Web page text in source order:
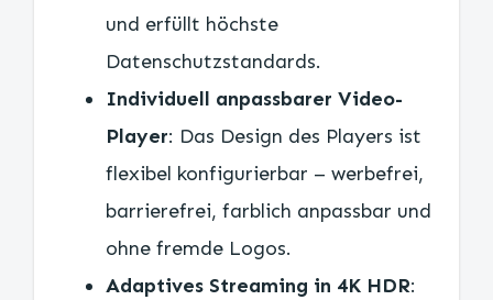
und erfüllt höchste
Datenschutzstandards.
Individuell anpassbarer Video-
Player: Das Design des Players ist
flexibel konfigurierbar – werbefrei,
barrierefrei, farblich anpassbar und
ohne fremde Logos.
Adaptives Streaming in 4K HDR: